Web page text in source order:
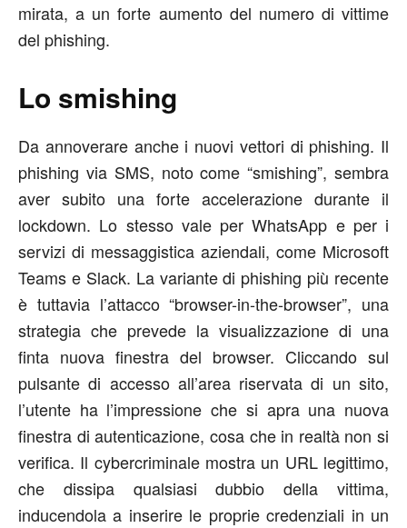
mirata, a un forte aumento del numero di vittime
del phishing.
Lo smishing
Da annoverare anche i nuovi vettori di phishing. Il
phishing via SMS, noto come “smishing”, sembra
aver subito una forte accelerazione durante il
lockdown. Lo stesso vale per WhatsApp e per i
servizi di messaggistica aziendali, come Microsoft
Teams e Slack. La variante di phishing più recente
è tuttavia l’attacco “browser-in-the-browser”, una
strategia che prevede la visualizzazione di una
finta nuova finestra del browser. Cliccando sul
pulsante di accesso all’area riservata di un sito,
l’utente ha l’impressione che si apra una nuova
finestra di autenticazione, cosa che in realtà non si
verifica. Il cybercriminale mostra un URL legittimo,
che dissipa qualsiasi dubbio della vittima,
inducendola a inserire le proprie credenziali in un